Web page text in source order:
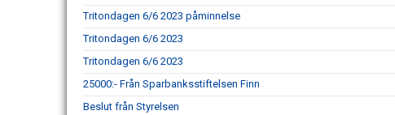
Tritondagen 6/6 2023 påminnelse
Tritondagen 6/6 2023
Tritondagen 6/6 2023
25000:- Från Sparbanksstiftelsen Finn
Beslut från Styrelsen